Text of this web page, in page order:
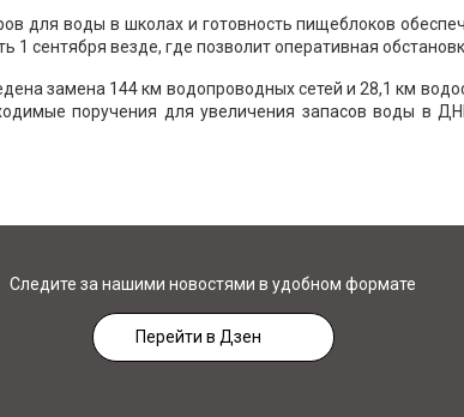
для воды в школах и готовность пищеблоков
1 сентября везде, где позволит оперативная
замена 144 км водопроводных сетей и 28,1 км
поручения для увеличения запасов воды в
Следите за нашими новостями в удобном формате
Перейти в Дзен